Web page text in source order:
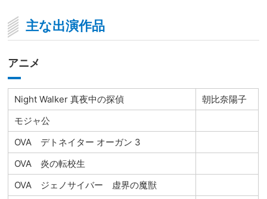
主な出演作品
アニメ
Night Walker 真夜中の探偵
朝比奈陽子
モジャ公
OVA デトネイター オーガン 3
OVA 炎の転校生
OVA ジェノサイバー 虚界の魔獣